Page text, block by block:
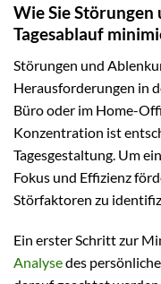
Wie Sie
Tagesablauf
Störungen und
Herausforderungen in
Büro oder im Home-
Konzentration ist
Tagesgestaltung. Um
Fokus und Effizienz
Störfaktoren zu
Ein erster Schritt zur
Analysedes